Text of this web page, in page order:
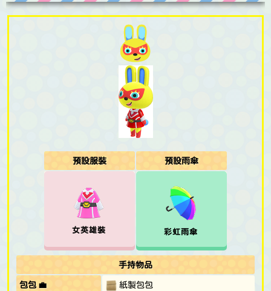
預設服裝 預設雨傘
女英雄裝 彩虹雨傘
手持物品
包包 💼
紙製包包